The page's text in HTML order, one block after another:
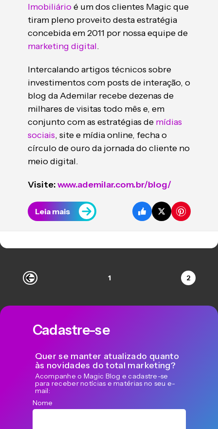
Imobiliárioé um dos clientes Magic que
tiram pleno proveito desta estratégia
concebida em 2011 por nossa equipe de
marketing digital.
Intercalando artigos técnicos sobre
investimentos com posts de interação, o
blog da Ademilar recebe dezenas de
milhares de visitas todo mês e, em
conjunto com as estratégias de mídias
sociais, site e mídia online, fecha o
círculo de ouro da jornada do cliente no
meio digital.
Visite:www.ademilar.com.br/blog/
Leia mais
1 2
Cadastre-se
Quer se manter atualizado quanto
às novidades do total marketing?
Acompanhe o Magic Blog e cadastre-se
para receber notícias e matérias no seu e-
mail:
Nome